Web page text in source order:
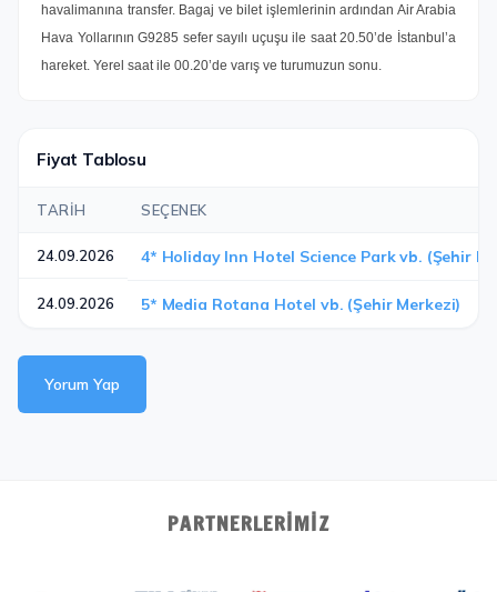
havalimanına transfer. Bagaj ve bilet işlemlerinin ardından Air Arabia
Hava Yollarının G9285 sefer sayılı uçuşu ile saat 20.50’de İstanbul’a
hareket. Yerel saat ile 00.20’de varış ve turumuzun sonu.
Fiyat Tablosu
TARIH SEÇENEK
24.09.2026 4* Holiday Inn Hotel Science Park vb. (Şehir
24.09.2026 5* Media Rotana Hotel vb. (Şehir Merkezi)
Yorum Yap
PARTNERLERIMIZ